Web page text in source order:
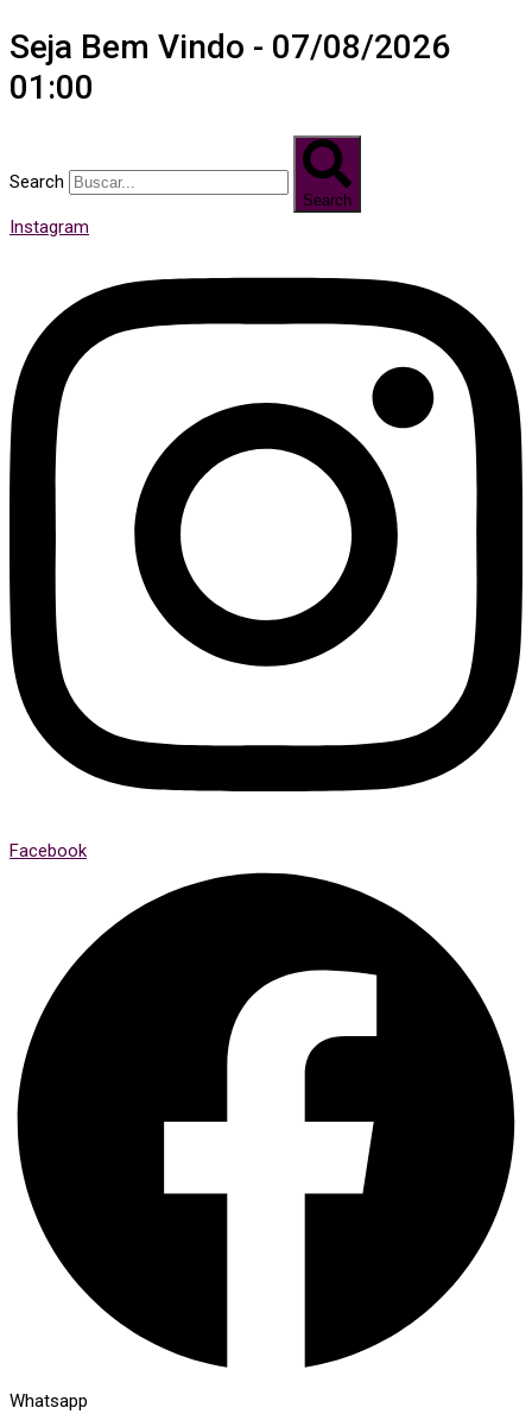
Seja Bem Vindo - 07/08/2026
01:00
Search
Search
Instagram
Facebook
Whatsapp